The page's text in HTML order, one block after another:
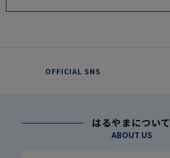
OFFICIAL SNS
はるやまについて
ABOUT US